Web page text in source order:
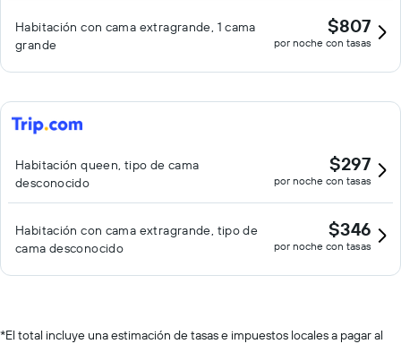
Habitación con cama extragrande, 1 cama
grande
$807
por noche con tasas
Habitación queen, tipo de cama
desconocido
$297
por noche con tasas
Habitación con cama extragrande, tipo de
cama desconocido
$346
por noche con tasas
*El total incluye una estimación de tasas e impuestos locales a pagar al